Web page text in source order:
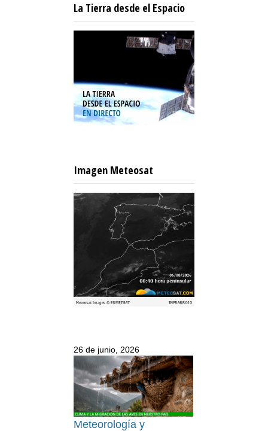
La Tierra desde el Espacio
Imagen Meteosat
26 de junio, 2026
Meteorología y